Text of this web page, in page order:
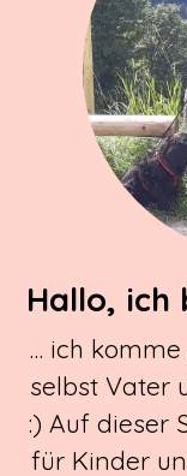
Hallo, ich
… ich
selbst Vater
:) Auf dieser
für Kinder